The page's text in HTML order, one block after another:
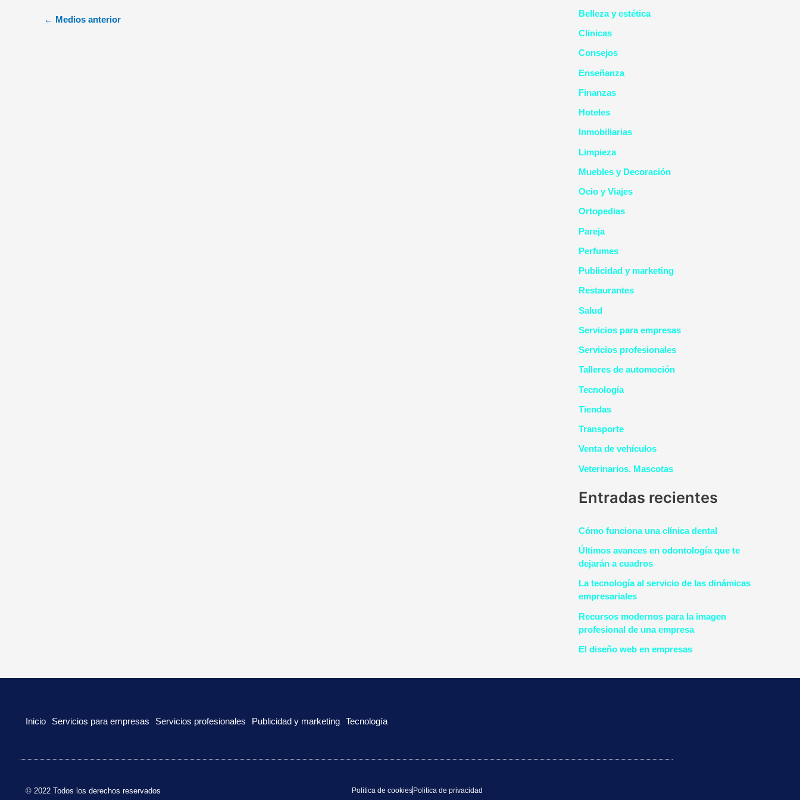
← Medios anterior
Belleza y estética
Clinicas
Consejos
Enseñanza
Finanzas
Hoteles
Inmobiliarias
Limpieza
Muebles y Decoración
Ocio y Viajes
Ortopedias
Pareja
Perfumes
Publicidad y marketing
Restaurantes
Salud
Servicios para empresas
Servicios profesionales
Talleres de automoción
Tecnología
Tiendas
Transporte
Venta de vehículos
Veterinarios. Mascotas
Entradas recientes
Cómo funciona una clínica dental
Últimos avances en odontología que te
dejarán a cuadros
La tecnología al servicio de las dinámicas
empresariales
Recursos modernos para la imagen
profesional de una empresa
El diseño web en empresas
Inicio Servicios para empresas Servicios profesionales Publicidad y marketing Tecnología
© 2022 Todos los derechos reservados Politica de cookies Politica de privacidad